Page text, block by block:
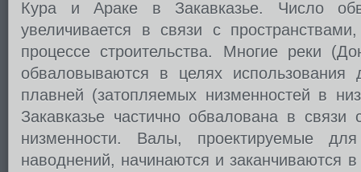
Кура и Араке в Закавказье. Число
увеличивается в связи с
процессе строительства. Многие реки
обваловываются в целях использования
плавней (затопляемых низменностей в
Закавказье частично обвалована в
низменности. Валы, проектируемые
наводнений, начинаются и заканчиваются